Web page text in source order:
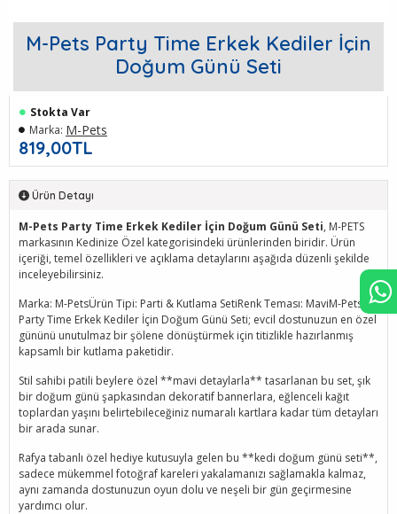
M-Pets Party Time Erkek Kediler İçin
Doğum Günü Seti
819,00TL
Stokta Var
Marka: M-Pets
Ürün Detayı
M-Pets Party Time Erkek Kediler İçin Doğum Günü Seti, M-PETS
markasının Kedinize Özel kategorisindeki ürünlerinden biridir. Ürün
içeriği, temel özellikleri ve açıklama detaylarını aşağıda düzenli şekilde
inceleyebilirsiniz.
Marka: M-PetsÜrün Tipi: Parti & Kutlama SetiRenk Teması: MaviM-Pets
Party Time Erkek Kediler İçin Doğum Günü Seti; evcil dostunuzun en özel
gününü unutulmaz bir şölene dönüştürmek için titizlikle hazırlanmış
kapsamlı bir kutlama paketidir.
Stil sahibi patili beylere özel **mavi detaylarla** tasarlanan bu set, şık
bir doğum günü şapkasından dekoratif bannerlara, eğlenceli kağıt
toplardan yaşını belirtebileceğiniz numaralı kartlara kadar tüm detayları
bir arada sunar.
Rafya tabanlı özel hediye kutusuyla gelen bu **kedi doğum günü seti**,
sadece mükemmel fotoğraf kareleri yakalamanızı sağlamakla kalmaz,
aynı zamanda dostunuzun oyun dolu ve neşeli bir gün geçirmesine
yardımcı olur.